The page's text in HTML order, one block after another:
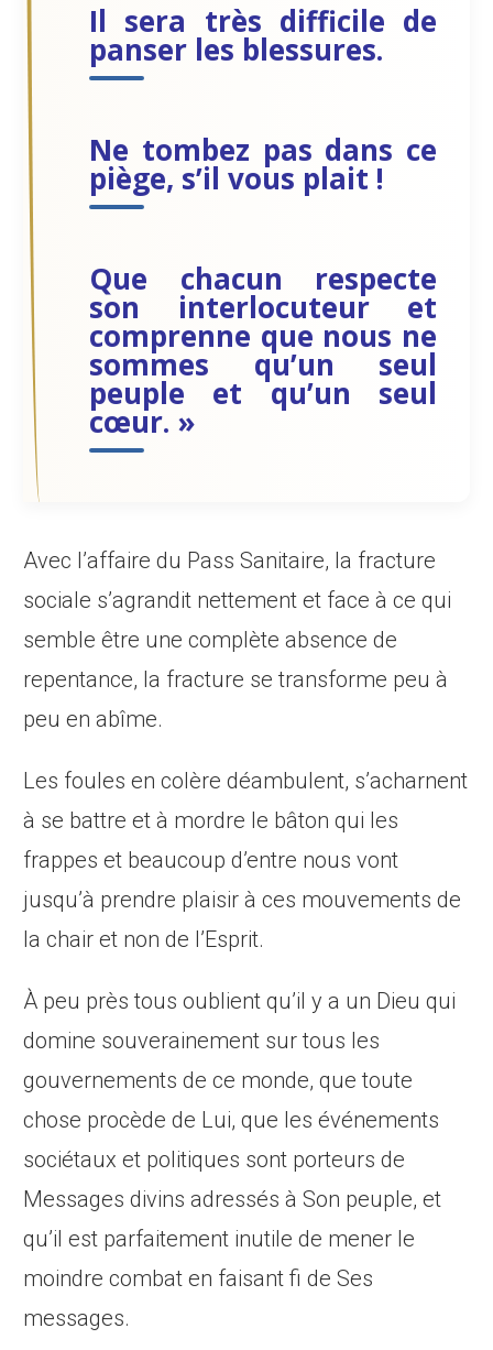
Il sera très difficile de
panser les blessures.
Ne tombez pas dans ce
piège, s’il vous plait !
Que chacun respecte
son interlocuteur et
comprenne que nous ne
sommes qu’un seul
peuple et qu’un seul
cœur. »
Avec l’affaire du Pass Sanitaire, la fracture
sociale s’agrandit nettement et face à ce qui
semble être une complète absence de
repentance, la fracture se transforme peu à
peu en abîme.
Les foules en colère déambulent, s’acharnent
à se battre et à mordre le bâton qui les
frappes et beaucoup d’entre nous vont
jusqu’à prendre plaisir à ces mouvements de
la chair et non de l’Esprit.
À peu près tous oublient qu’il y a un Dieu qui
domine souverainement sur tous les
gouvernements de ce monde, que toute
chose procède de Lui, que les événements
sociétaux et politiques sont porteurs de
Messages divins adressés à Son peuple, et
qu’il est parfaitement inutile de mener le
moindre combat en faisant fi de Ses
messages.